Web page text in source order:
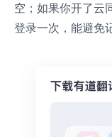
空；如果你开了云
登录一次，能避免